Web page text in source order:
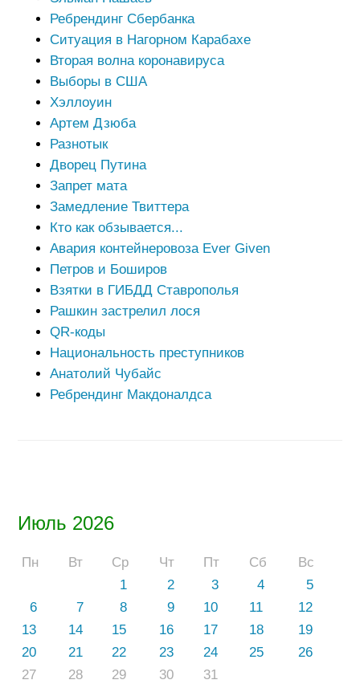
Июль 2026
Пн Вт Ср Чт Пт Сб
Вс
1
2 3 4
5
6
7 8 9 10 11
12
13
14 15 16 17 18
19
20
21 22 23 24 25
26
27
28 29 30 31
Ребрендинг Сбербанка
Ситуация в Нагорном Карабахе
Вторая волна коронавируса
Выборы в США
Хэллоуин
Артем Дзюба
Разнотык
Дворец Путина
Запрет мата
Замедление Твиттера
Кто как обзывается...
Авария контейнеровоза Ever Given
Петров и Боширов
Взятки в ГИБДД Ставрополья
Рашкин застрелил лося
QR-коды
Национальность преступников
Анатолий Чубайс
Ребрендинг Макдоналдса